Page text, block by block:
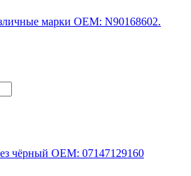
марки ОЕМ: N90168602.